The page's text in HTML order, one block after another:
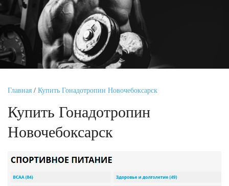
Главная / Купить Гонадотропин Новочебоксарск
Купить Гонадотропин
Новочебоксарск